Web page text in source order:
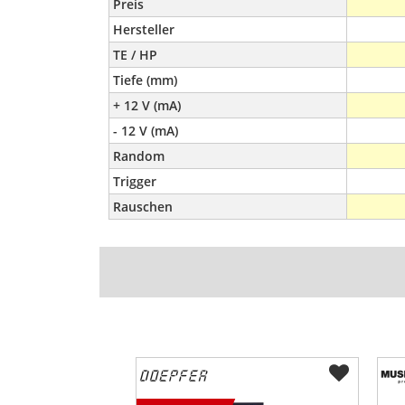
Preis
Hersteller
TE / HP
Tiefe (mm)
+ 12 V (mA)
- 12 V (mA)
Random
Trigger
Rauschen